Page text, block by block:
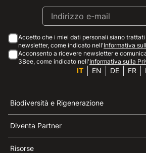
Accetto che i miei dati personali siano
newsletter, come indicato nell'Informativa
Acconsento a ricevere newsletter e
3Bee, come indicato nell'Informativa sulla
IT EN DE FR
Biodiversità e Rigenerazione
Diventa Partner
Risorse